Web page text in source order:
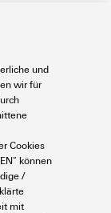
Suchfunktion
Support
und
wir für
Cookies
können
/
mit